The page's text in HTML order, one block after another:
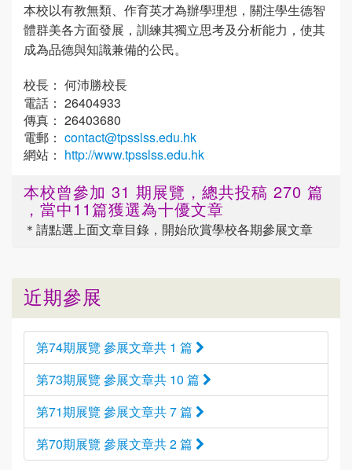
本校以有教無類、作育英才為辦學理想，關注學生德智
體群美各方面發展，訓練其獨立思考及分析能力，使其
成為品德與知識兼備的公民。
校長： 何沛勝校長
電話： 26404933
傳真： 26403680
電郵： contact@tpsslss.edu.hk
網站： http://www.tpsslss.edu.hk
本校曾參加 31 期展覽，總共投稿 270 篇
，當中11篇獲選為十優文章
＊請點選上面文章目錄，開始欣賞學校各期參展文章
近期參展
第74期展覽 參展文章共 1 篇
第73期展覽 參展文章共 10 篇
第71期展覽 參展文章共 7 篇
第70期展覽 參展文章共 2 篇